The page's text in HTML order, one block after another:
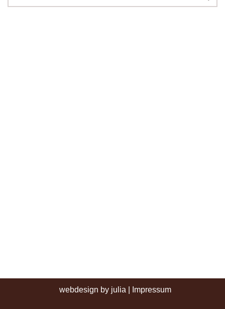
webdesign by julia Impressum